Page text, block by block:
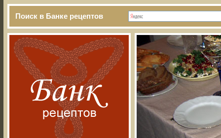
Поиск в Банке рецептов